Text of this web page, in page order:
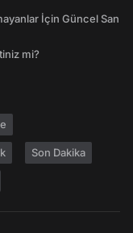
İçin Güncel San
mi?
Son Dakika